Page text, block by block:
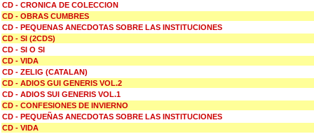
CD - CRONICA DE COLECCION
CD - OBRAS CUMBRES
CD - PEQUENAS ANECDOTAS SOBRE LAS INSTITUCIONES
CD - SI (2CDS)
CD - SI O SI
CD - VIDA
CD - ZELIG (CATALAN)
CD - ADIOS GUI GENERIS VOL.2
CD - ADIOS SUI GENERIS VOL.1
CD - CONFESIONES DE INVIERNO
CD - PEQUEÑAS ANECDOTAS SOBRE LAS INSTITUCIONES
CD - VIDA